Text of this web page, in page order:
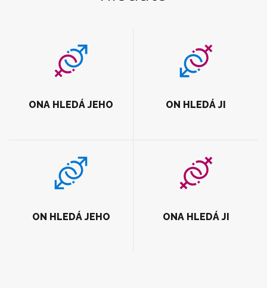
ONA HLEDÁ JEHO ON HLEDÁ JI
ON HLEDÁ JEHO ONA HLEDÁ JI